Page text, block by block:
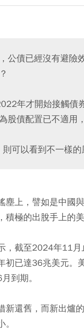
公債已經沒有避險
年才開始接觸債
債配置已不適用
可以看到不一樣的
塵上，譬如是中國
極的出脫手上的美
，截至2024年11
已達36兆美元。
到期。
還舊，而新出爐